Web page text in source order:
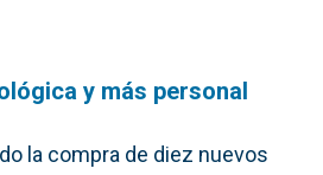
y más personal
la compra de diez nuevos